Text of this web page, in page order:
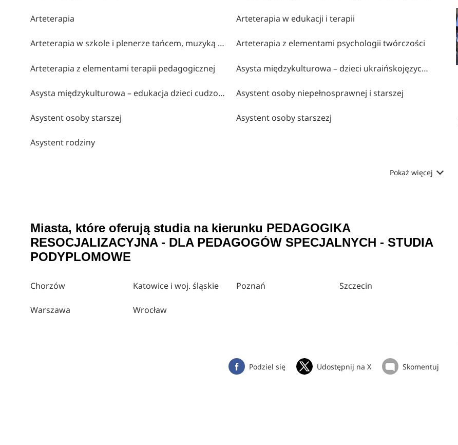
Arteterapia Arteterapia w edukacji i terapii
Arteterapia w szkole i plenerze tańcem, muzyką i obrazem malowana (współorganizatorzy stowarzyszenie twórcze brzózki, cen bydgoszcz, klub myśli twórczej akp bydgoszcz) Arteterapia z elementami psychologii twórczości
Arteterapia z elementami terapii pedagogicznej Asysta międzykulturowa – dzieci ukraińskojęzyczne
Asysta międzykulturowa – edukacja dzieci cudzoziemskich Asystent osoby niepełnosprawnej i starszej
Asystent osoby starszej Asystent osoby starszezj
Asystent rodziny
Pokaż więcej
Miasta, które oferują studia na kierunku PEDAGOGIKA
RESOCJALIZACYJNA - DLA PEDAGOGÓW SPECJALNYCH - STUDIA
PODYPLOMOWE
Chorzów Katowice i woj. śląskie Poznań Szczecin
Warszawa Wrocław
Podziel się Udostępnij na X Skomentuj